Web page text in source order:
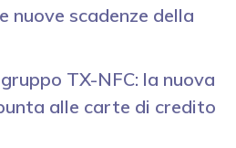
nuove scadenze della
TX-NFC: la nuova
alle carte di credito